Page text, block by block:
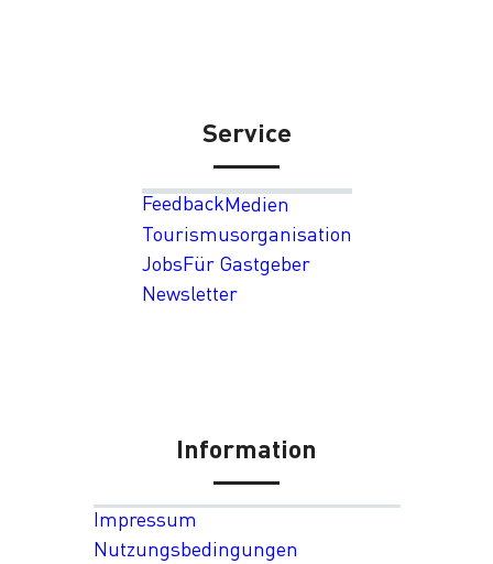
Service
FeedbackMedien
Tourismusorganisation
JobsFür Gastgeber
Newsletter
Information
Impressum
Nutzungsbedingungen